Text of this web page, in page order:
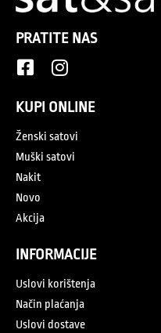
PRATITE NAS
KUPI ONLINE
Ženski satovi
Muški satovi
Nakit
Novo
Akcija
INFORMACIJE
Uslovi korištenja
Način plaćanja
Uslovi dostave